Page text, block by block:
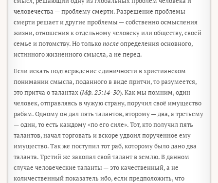
человечества — проблему смерти. Разрешение проблемы
смерти решает и другие проблемы — собственно осмысления
жизни, отношения к отдельному человеку или обществу, своей
семье и потомству. Но толькопослеопределения основного,
истинного жизненного смысла, а не перед.
Если искать подтверждение единичности в христианском
понимании смысла, поданного в виде притчи, то разумеется,
это притча о талантах (Мф. 25:14-30). Как мы помним, один
человек, отправляясь в чужую страну, поручил своё имущество
рабам. Одному он дал пять талантов, второму — два, а третьему
— один, то есть каждому «по его силе». Тот, кто получил пять
талантов, начал торговать и вскоре удвоил порученное ему
имущество. Так же поступил тот раб, которому было дано два
таланта. Третий же закопал свой талант в землю. В данном
случае человеческие таланты — это качественный, а не
количественный показатель ибо, если предположить, что